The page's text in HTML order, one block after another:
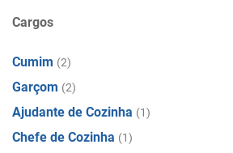
Cargos
Cumim (2)
Garçom (2)
Ajudante de Cozinha (1)
Chefe de Cozinha (1)